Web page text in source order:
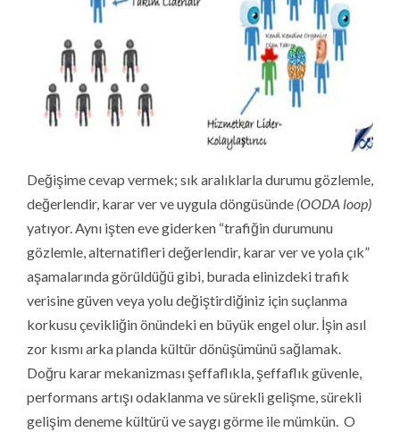
Değişime cevap vermek; sık aralıklarla durumu gözlemle,
değerlendir, karar ver ve uygula döngüsünde (OODA loop)
yatıyor. Aynı işten eve giderken “trafiğin durumunu
gözlemle, alternatifleri değerlendir, karar ver ve yola çık”
aşamalarında görüldüğü gibi, burada elinizdeki trafik
verisine güven veya yolu değiştirdiğiniz için suçlanma
korkusu çevikliğin önündeki en büyük engel olur. İşin asıl
zor kısmı arka planda kültür dönüşümünü sağlamak.
Doğru karar mekanizması şeffaflıkla, şeffaflık güvenle,
performans artışı odaklanma ve sürekli gelişme, sürekli
gelişim deneme kültürü ve saygı görme ile mümkün. O